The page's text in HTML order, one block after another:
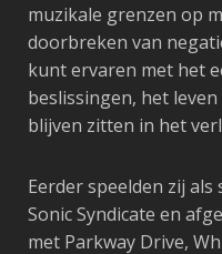
muzikale grenzen op
doorbreken van
kunt ervaren met het
beslissingen, het
blijven zitten in het
Eerder speelden zij
Sonic Syndicate en
met Parkway Drive,